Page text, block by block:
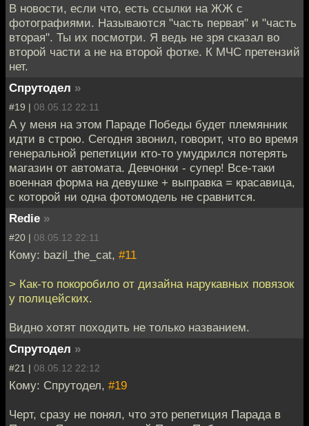
В новости, если что, есть ссылки на ЖЖ с
фотографиями. Называются "часть первая" и "часть
вторая". Ты их посмотри. Я ведь не зря сказал во
второй части а не на второй фотке. К МЧС претензий
нет.
Спрутодел »
#19 | 08.05.12 22:11
А у меня на этом Параде Победы будет племянник
идти в строю. Сегодня звонил, говорит, что во время
генеральной репетиции кто-то умудрился потерять
магазин от автомата. Девчонки - супер! Все-таки
военная форма на девушке + выправка = красавица,
с которой ни одна фотомодель не сравнится.
Redie »
#20 | 08.05.12 22:11
Кому: bazil_the_cat, #11
> Как-то покоробило от дизайна нарукавных повязок
у полицейских.
Видно хотят походить не только названием.
Спрутодел »
#21 | 08.05.12 22:12
Кому: Спрутодел, #19
Черт, сразу не понял, что это репетиция Парада в